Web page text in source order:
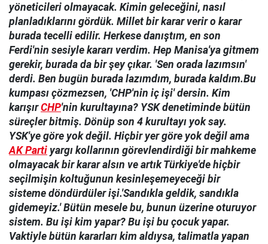
yöneticileri olmayacak. Kimin geleceğini, nasıl
planladıklarını gördük. Millet bir karar verir o karar
burada tecelli edilir. Herkese danıştım, en son
Ferdi'nin sesiyle kararı verdim. Hep Manisa'ya gitmem
gerekir, burada da bir şey çıkar. 'Sen orada lazımsın'
derdi. Ben bugün burada lazımdım, burada kaldım.Bu
kumpası çözmezsen, 'CHP'nin iç işi' dersin. Kim
karışırCHP'nin kurultayına? YSK denetiminde bütün
süreçler bitmiş. Dönüp son 4 kurultayı yok say.
YSK'ye göre yok değil. Hiçbir yer göre yok değil ama
AK Parti yargı kollarının görevlendirdiği bir mahkeme
olmayacak bir karar alsın ve artık Türkiye'de hiçbir
seçilmişin koltuğunun kesinleşemeyeceği bir
sisteme döndürdüler işi.'Sandıkla geldik, sandıkla
gidemeyiz.' Bütün mesele bu, bunun üzerine oturuyor
sistem. Bu işi kim yapar? Bu işi bu çocuk yapar.
Vaktiyle bütün kararları kim aldıysa, talimatla yapan